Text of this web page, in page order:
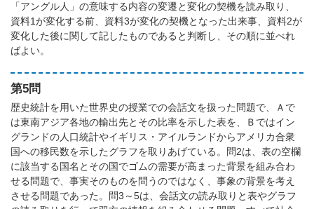
「アングル人」の意味する内容の変遷と変化の契機を読み取り、
資料1が変化する前、資料3が変化の契機となった出来事、資料2が
変化した後に関して記したものであると判断し、その順に並べれ
ばよい。
第5問
歴史統計を用いた世界史の授業での会話文を扱った問題で、Ａで
は東南アジア各地の輸出先とその比率を示した表を、Ｂではイン
グランドの人口統計やイギリス・アイルランドからアメリカ合衆
国への移民数を示したグラフを取りあげている。問2は、表の空欄
に該当する国名とその国でゴムの需要が高まった背景を組み合わ
せる問題で、事実そのものを問うのではなく、事象の背景を考え
させる問題であった。問3～5は、会話文の読み取りと表やグラフ